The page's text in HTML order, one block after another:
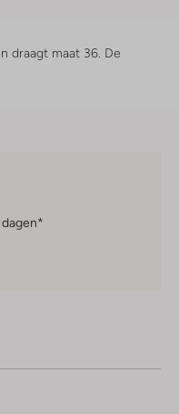
draagt maat 36. De